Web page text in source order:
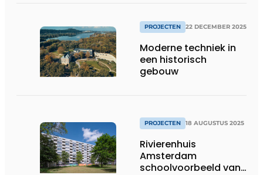
PROJECTEN 22 DECEMBER 2025
Moderne techniek in
een historisch
gebouw
PROJECTEN 18 AUGUSTUS 2025
Rivierenhuis
Amsterdam
schoolvoorbeeld van